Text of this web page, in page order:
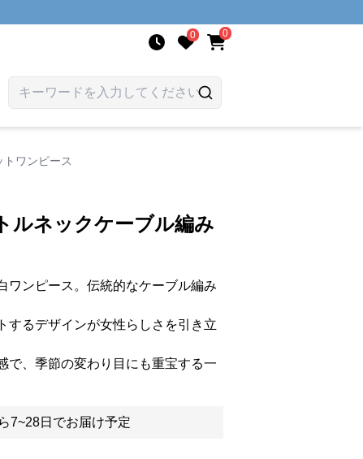
0 0
ワンピース
ルネックケーブル編み
ワンピース。伝統的なケーブル編み
するデザインが女性らしさを引き立
で、季節の変わり目にも重宝する一
7~28日でお届け予定